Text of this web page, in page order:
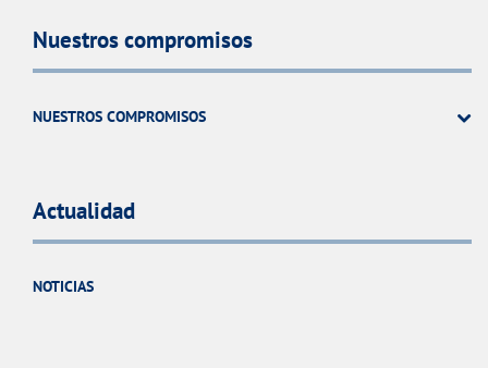
Nuestros compromisos
NUESTROS COMPROMISOS
Actualidad
NOTICIAS